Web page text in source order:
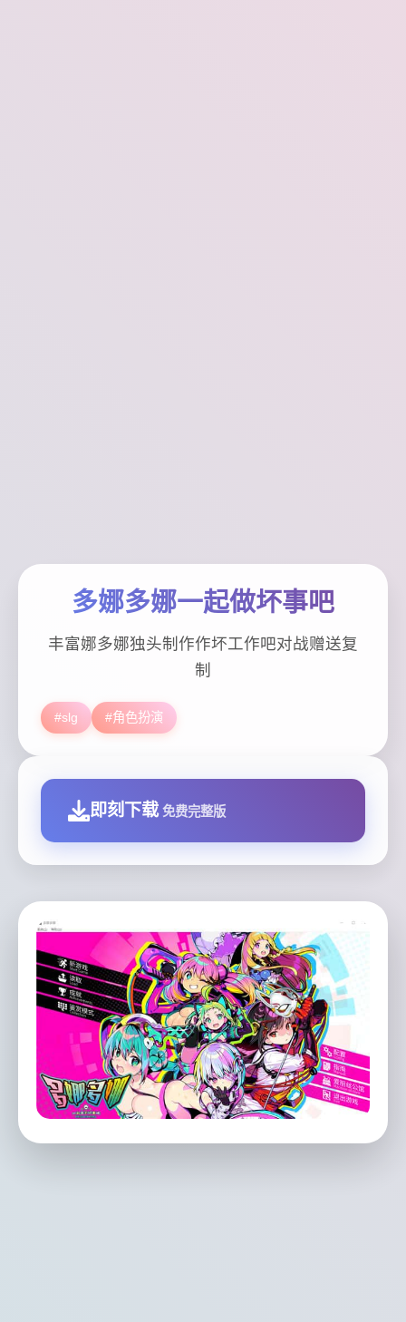
多娜多娜一起做坏事吧
丰富娜多娜独头制作作坏工作吧对战赠送复
制
#slg #角色扮演
即刻下载 免费完整版